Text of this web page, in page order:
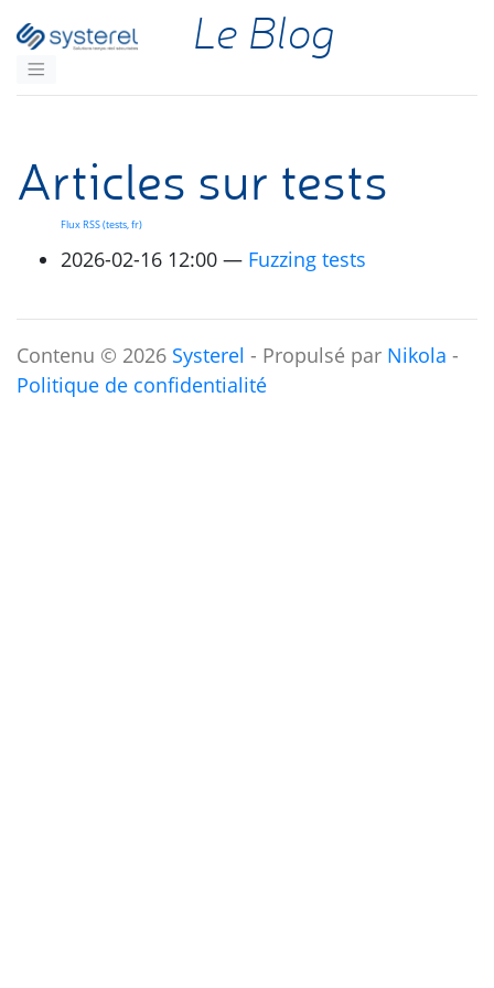
Aller au contenu principalLe Blog
Articles sur tests
FluxRSS(tests, fr)
2026-02-16 12:00 Fuzzing tests
Contenu © 2026 Systerel - Propulsé par Nikola -
Politique de confidentialité